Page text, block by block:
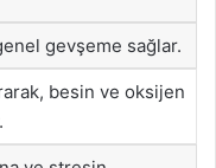
gevşeme sağlar.
besin ve oksijen